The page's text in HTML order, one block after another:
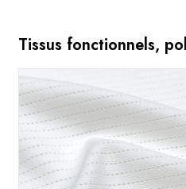
Tissus fonctionnels,